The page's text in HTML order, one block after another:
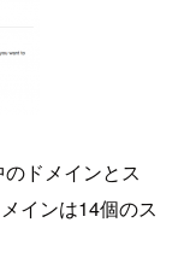
ドメインとス
インは14個のス